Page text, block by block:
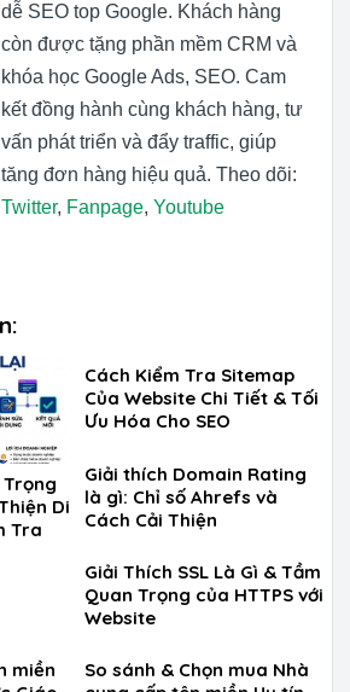
dễ SEO top Google. Khách hàng
còn được tặng phần mềm CRM và
khóa học Google Ads, SEO. Cam
kết đồng hành cùng khách hàng, tư
vấn phát triển và đẩy traffic, giúp
tăng đơn hàng hiệu quả. Theo dõi:
Twitter, Fanpage, Youtube
Trọng
Di
Tra
Cách Kiểm Tra Sitemap
Của Website Chi Tiết & Tối
Ưu Hóa Cho SEO
Giải thích Domain Rating
là gì: Chỉ số Ahrefs và
Cách Cải Thiện
Giải Thích SSL Là Gì & Tầm
Quan Trọng của HTTPS với
Website
miền
So sánh & Chọn mua Nhà